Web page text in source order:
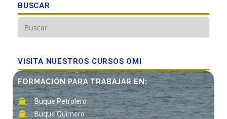
BUSCAR
VISITA NUESTROS CURSOS OMI
FORMACIÓN PARA TRABAJAR EN:
Buque Petrolero
Buque Quimero